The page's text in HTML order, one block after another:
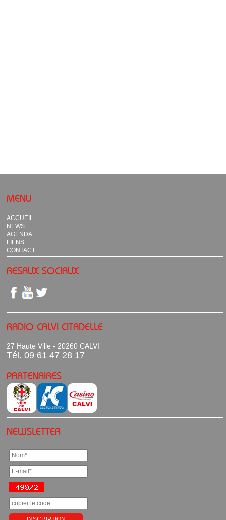
MENU
ACCUEIL
NEWS
AGENDA
LIENS
CONTACT
RESAUX SOCIAUX
RADIO CALVI CITADELLE
27 Haute Ville - 20260 CALVI
Tél. 09 61 47 28 17
PARTENAIRES
NEWSLETTER